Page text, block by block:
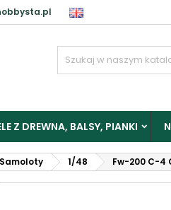
Z DREWNA, BALSY, PIANKI
Samoloty 1/48 Fw-200 C-4